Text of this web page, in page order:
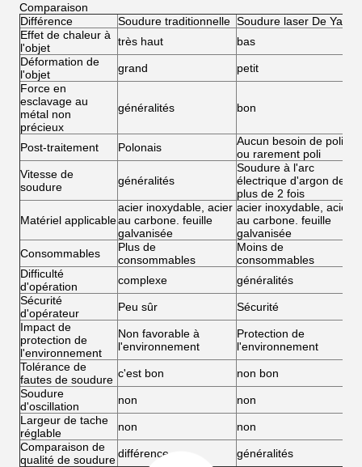
Comparaison
Différence
Soudure traditionnelle Soudure laser De Yag
Effet de chaleur à
l'objet
très haut bas
Déformation de
l'objet
grand petit
Force en
esclavage au
métal non
précieux
généralités bon
Post-traitement Polonais
Aucun besoin de polir,
ou rarement poli
Vitesse de
soudure
généralités
Soudure à l'arc
électrique d'argon de
plus de 2 fois
Matériel applicable
acier inoxydable, acier
au carbone. feuille
galvanisée
acier inoxydable, acier
au carbone. feuille
galvanisée
Consommables
Plus de
consommables
Moins de
consommables
Difficulté
d'opération
complexe généralités
Sécurité
d'opérateur
Peu sûr Sécurité
Impact de
protection de
l'environnement
Non favorable à
l'environnement
Protection de
l'environnement
Tolérance de
fautes de soudure c'est bon non bon
Soudure
d'oscillation
non non
Largeur de tache
réglable
non non
Comparaison de
qualité de souduredifférence généralités